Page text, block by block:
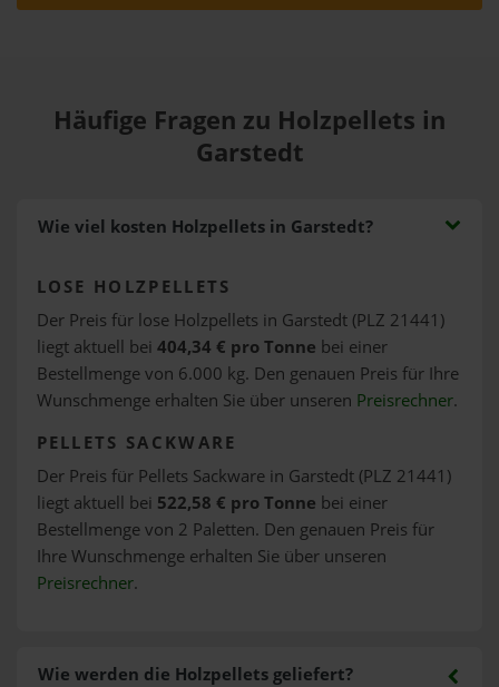
Häufige Fragen zu Holzpellets in
Garstedt
Wie viel kosten Holzpellets in Garstedt?
LOSE HOLZPELLETS
Der Preis für lose Holzpellets in Garstedt (PLZ 21441)
liegt aktuell bei 404,34 € pro Tonne bei einer
Bestellmenge von 6.000 kg. Den genauen Preis für Ihre
Wunschmenge erhalten Sie über unseren Preisrechner.
PELLETS SACKWARE
Der Preis für Pellets Sackware in Garstedt (PLZ 21441)
liegt aktuell bei 522,58 € pro Tonne bei einer
Bestellmenge von 2 Paletten. Den genauen Preis für
Ihre Wunschmenge erhalten Sie über unseren
Preisrechner.
Wie werden die Holzpellets geliefert?